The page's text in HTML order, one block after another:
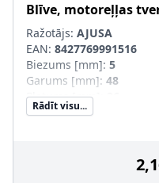
Blīve, motoreļļas
Ražotājs: AJUSA
EAN: 8427769991516
Biezums [mm]: 5
Garums [mm]: 48
Platums [mm]
Rādīt visu...